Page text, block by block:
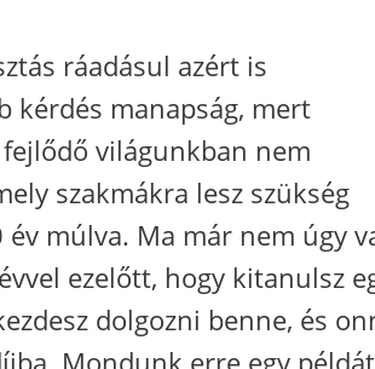
ráadásul azért is
kérdés manapság, mert
világunkban nem
szakmákra lesz szükség
múlva. Ma már nem úgy
ezelőtt, hogy kitanulsz
dolgozni benne, és
Mondunk erre egy